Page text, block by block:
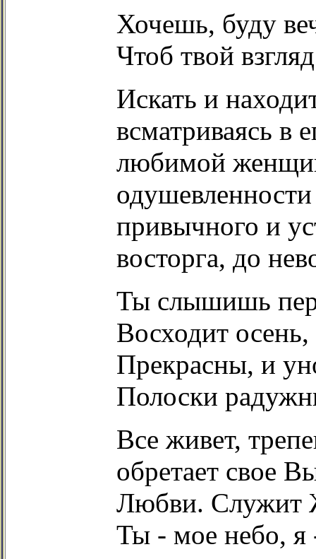
Хочешь, буду
Чтоб твой
Искать и
всматриваясь в
любимой
привычного и
восторга, до
Ты слышишь
Восходит осень,
Прекрасны, и
Полоски
Все живет,
обретает свое
Любви. Служит
Ты - мое небо, я